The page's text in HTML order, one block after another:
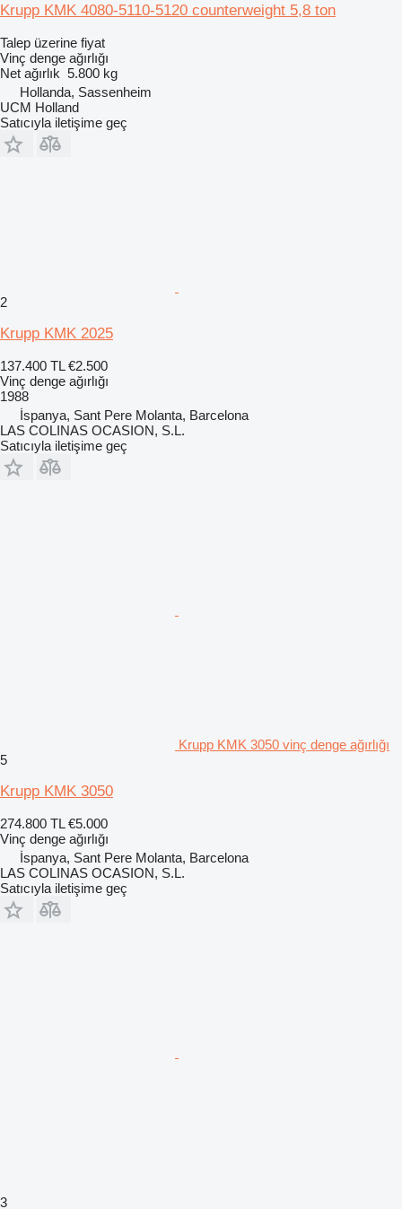
Krupp KMK 4080-5110-5120 counterweight 5,8 ton
Talep üzerine fiyat
Vinç denge ağırlığı
Net ağırlık 5.800 kg
Hollanda, Sassenheim
UCM Holland
Satıcıyla iletişime geç
2
Krupp KMK 2025
137.400 TL €2.500
Vinç denge ağırlığı
1988
İspanya, Sant Pere Molanta, Barcelona
LAS COLINAS OCASION, S.L.
Satıcıyla iletişime geç
Krupp KMK 3050 vinç denge ağırlığı
5
Krupp KMK 3050
274.800 TL €5.000
Vinç denge ağırlığı
İspanya, Sant Pere Molanta, Barcelona
LAS COLINAS OCASION, S.L.
Satıcıyla iletişime geç
3